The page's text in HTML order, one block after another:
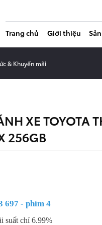
Trang chủ Giới thiệu
& Khuyến mãi
XE TOYOTA
256GB
697 - phím 4
suất chỉ 6.99%